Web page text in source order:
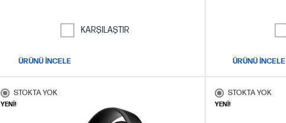
KARŞILAŞTIR
ÜRÜNÜ İNCELE ÜRÜNÜ İNCELE
STOKTA YOK
YENİ!
STOKTA YOK
YENİ!